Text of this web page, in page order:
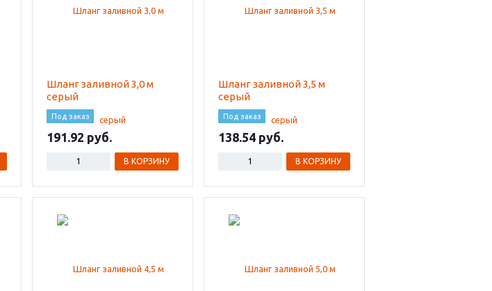
Шланг заливной 3,0 м
серый
Под заказ
191.92
В КОРЗИНУ
Шланг заливной 3,5 м
серый
Под заказ
138.54
В КОРЗИНУ